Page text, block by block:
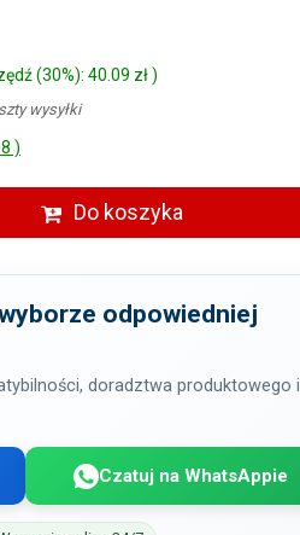
(30%): 40.09 zł )
wysyłki
)
Do koszyka
odpowiedniej
doradztwa produktowego i
Czatuj na WhatsAppie